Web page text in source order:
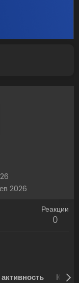
2026
Реакции
0